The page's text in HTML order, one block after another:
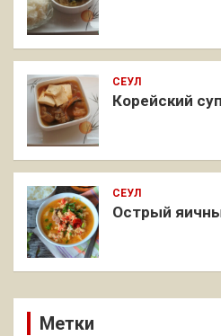
СЕУЛ
Корейский
СЕУЛ
Острый
Метки